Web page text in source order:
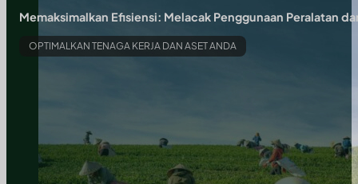
Memaksimalkan Efisiensi: Melacak Penggunaan Peralatan
OPTIMALKAN TENAGA KERJA DAN ASET ANDA